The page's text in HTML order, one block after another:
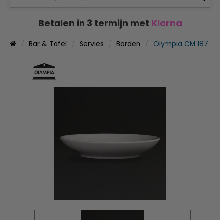
Betalen in 3 termijn met Klarna
Bar & Tafel Servies Borden Olympia CM 187